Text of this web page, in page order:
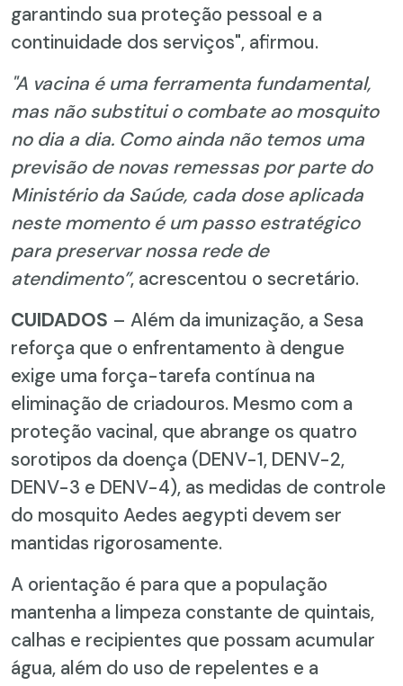
garantindo sua proteção pessoal e a
continuidade dos serviços", afirmou.
"A vacina é uma ferramenta fundamental,
mas não substitui o combate ao mosquito
no dia a dia. Como ainda não temos uma
previsão de novas remessas por parte do
Ministério da Saúde, cada dose aplicada
neste momento é um passo estratégico
para preservar nossa rede de
atendimento”, acrescentou o secretário.
CUIDADOS – Além da imunização, a Sesa
reforça que o enfrentamento à dengue
exige uma força-tarefa contínua na
eliminação de criadouros. Mesmo com a
proteção vacinal, que abrange os quatro
sorotipos da doença (DENV-1, DENV-2,
DENV-3 e DENV-4), as medidas de controle
do mosquito Aedes aegypti devem ser
mantidas rigorosamente.
A orientação é para que a população
mantenha a limpeza constante de quintais,
calhas e recipientes que possam acumular
água, além do uso de repelentes e a